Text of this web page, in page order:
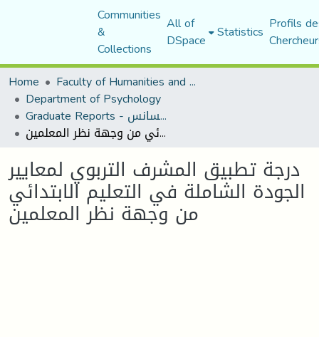
Communities
&
Collections
All of
DSpace Statistics Profils
Home
Faculty of Humanities and Social Sciences
Department of Psychology
Graduate Reports - تقارير الليسانس
درجة تطبيق المشرف التربوي لمعايير الجودة الشاملة في التعليم الابتدائي من وجهة نظر المعلمين
درجة تطبيق المشرف التربوي لمعايير
الجودة الشاملة في التعليم الابتدائي
من وجهة نظر المعلمين